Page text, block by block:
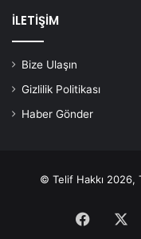
İLETİŞİM
Bize Ulaşın
Gizlilik Politikası
Haber Gönder
© Telif Hakkı 2026,